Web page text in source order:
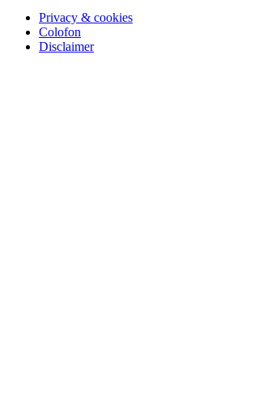
Privacy & cookies
Colofon
Disclaimer